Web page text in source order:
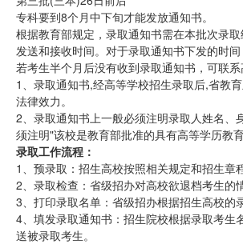
专科要到8个月中下旬才能发放通知书。
根据教育部规定，录取通知书需在本批次录
发送和接收时间。对于录取通知书下发的时
若考生半个月后没有收到录取通知书，可联
1、录取通知书,经高等学校招生录取后,省教
法律效力。
2、录取通知书上一般必须注明录取人姓名
须注明"该校是教育部批准的具有高等学历教
录取工作流程：
1、预录取：招生高校按照相关规定和招生
2、录取检查：省级招办对高校欲退档考生
3、打印录取名单：省级招办根据招生高校
4、填发录取通知书：招生院校根据录取考
送被录取考生。